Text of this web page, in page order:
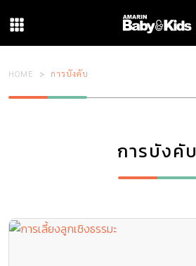
HOME การบังคับ
การบังคับ